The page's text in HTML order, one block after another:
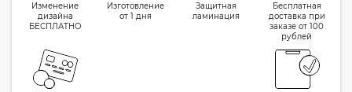
Изменение
дизайна
БЕСПЛАТНО
Изготовление
от 1 дня
Защитная
ламинация
Бесплатная
доставка при
заказе от 100
рублей